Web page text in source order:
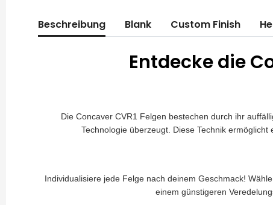
Beschreibung Blank Custom Finish
Entdecke die
Die Concaver CVR1 Felgen bestechen durch ihr
Technologie überzeugt. Diese Technik
Individualisiere jede Felge nach deinem Geschmack!
einem günstigeren